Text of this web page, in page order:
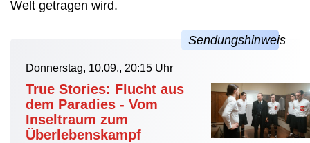
Welt getragen wird.
Donnerstag, 10.09., 20:15 Uhr
True Stories: Flucht aus
dem Paradies - Vom
Inseltraum zum
Überlebenskampf